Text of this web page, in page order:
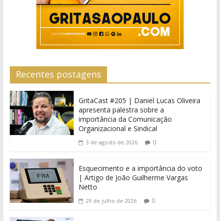
Recentes postagens
GritaCast #205 | Daniel Lucas Oliveira
apresenta palestra sobre a
importância da Comunicação
Organizacional e Sindical
3 de agosto de 2026 0
Esquecimento e a importância do voto
| Artigo de João Guilherme Vargas
Netto
29 de julho de 2026 0